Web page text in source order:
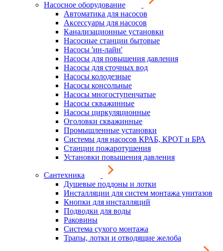
Насосное оборудование
Автоматика для насосов
Аксессуары для насосов
Канализационные установки
Насосные станции бытовые
Насосы 'ин-лайн'
Насосы для повышения давления
Насосы для сточных вод
Насосы колодезные
Насосы консольные
Насосы многоступенчатые
Насосы скважинные
Насосы циркуляционные
Оголовки скважинные
Промышленные установки
Системы для насосов КРАБ, КРОТ и БРА
Станции пожаротушения
Установки повышения давления
Сантехника
Душевые поддоны и лотки
Инсталляции для систем монтажа унитазов
Кнопки для инсталляций
Подводки для воды
Раковины
Система сухого монтажа
Трапы, лотки и отводящие желоба